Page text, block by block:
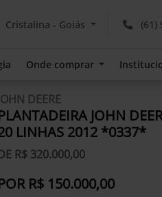
(61)
Cristalina - Goiás
Onde comprar
DEERE
JOHN
LINHAS 2012 *0337*
R$ 320.000,00
R$ 150.000,00